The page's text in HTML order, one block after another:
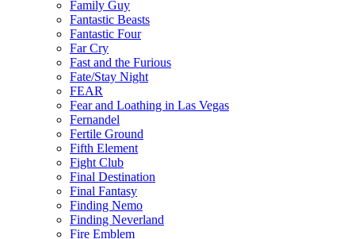
Family Guy
Fantastic Beasts
Fantastic Four
Far Cry
Fast and the Furious
Fate/Stay Night
FEAR
Fear and Loathing in Las Vegas
Fernandel
Fertile Ground
Fifth Element
Fight Club
Final Destination
Final Fantasy
Finding Nemo
Finding Neverland
Fire Emblem